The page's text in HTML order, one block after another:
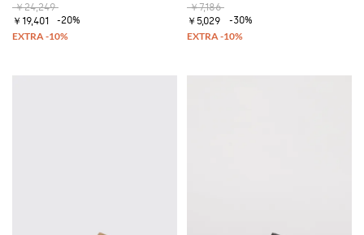
￥24,249
￥19,401
-20%
￥7,186
￥5,029
-30%